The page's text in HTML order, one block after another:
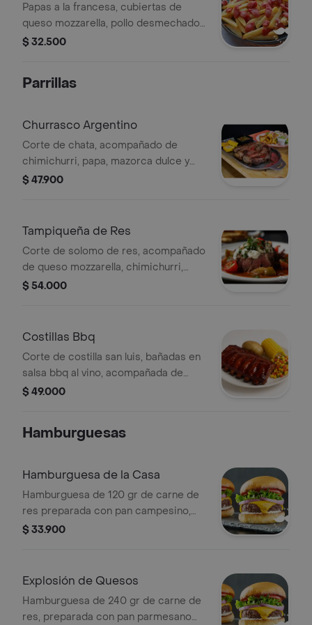
Papas a la francesa, cubiertas de
queso mozzarella, pollo desmechado,
maicitos, tocineta ahumada y salsas
$ 32.500
Parrillas
Churrasco Argentino
Corte de chata, acompañado de
chimichurri, papa, mazorca dulce y
ensalada de la casa.
$ 47.900
Tampiqueña de Res
Corte de solomo de res, acompañado
de queso mozzarella, chimichurri,
papa, mazorca dulce y ensalada
$ 54.000
Costillas Bbq
Corte de costilla san luis, bañadas en
salsa bbq al vino, acompañada de
papa, mazorca dulce y ensalada
$ 49.000
Hamburguesas
Hamburguesa de la Casa
Hamburguesa de 120 gr de carne de
res preparada con pan campesino,
tocineta, queso mozzarella, tomate,
$ 33.900
Explosión de Quesos
Hamburguesa de 240 gr de carne de
res, preparada con pan parmesano